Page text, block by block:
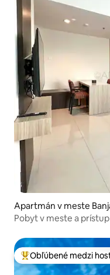
Apartmán v meste
Pobyt v meste a
Najobľúbenejšie medzi
Obľúbené medzi